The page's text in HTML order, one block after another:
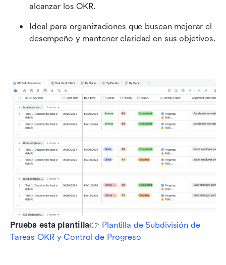
alcanzar los OKR.
Ideal para organizaciones que buscan mejorar el
desempeño y mantener claridad en sus objetivos.
Prueba esta plantilla👉 Plantilla de Subdivisión de
Tareas OKR y Control de Progreso